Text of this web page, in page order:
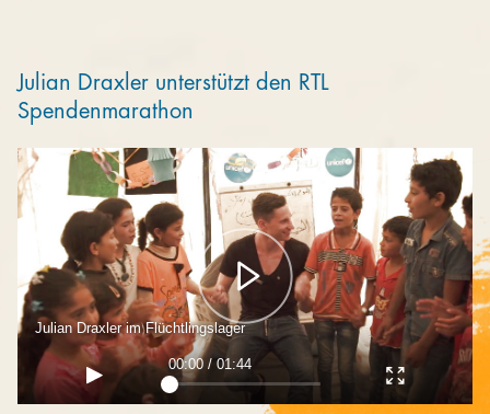
Julian Draxler unterstützt den RTL
Spendenmarathon
Julian Draxler im Flüchtlingslager
00:00 / 01:44